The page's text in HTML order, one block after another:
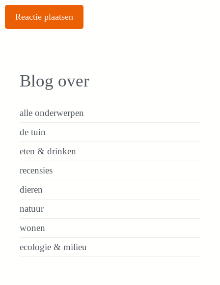
Blog over
alle onderwerpen
de tuin
eten & drinken
recensies
dieren
natuur
wonen
ecologie & milieu